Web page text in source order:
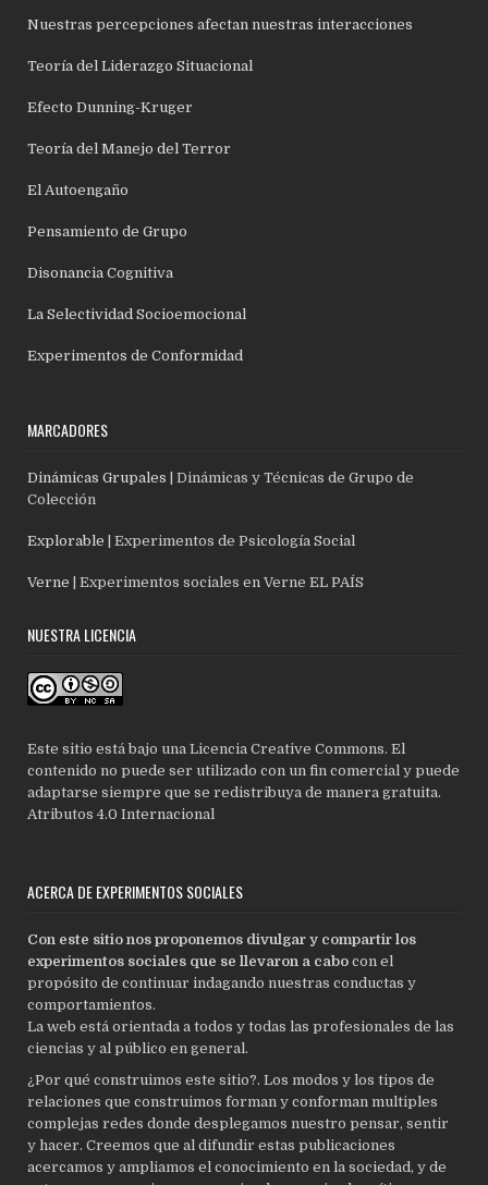
Nuestras percepciones afectan nuestras interacciones
Teoría del Liderazgo Situacional
Efecto Dunning-Kruger
Teoría del Manejo del Terror
El Autoengaño
Pensamiento de Grupo
Disonancia Cognitiva
La Selectividad Socioemocional
Experimentos de Conformidad
MARCADORES
Dinámicas Grupales | Dinámicas y Técnicas de Grupo de
Colección
Explorable | Experimentos de Psicología Social
Verne | Experimentos sociales en Verne EL PAÍS
NUESTRA LICENCIA
Este sitio está bajo una Licencia Creative Commons. El
contenido no puede ser utilizado con un fin comercial y puede
adaptarse siempre que se redistribuya de manera gratuita.
Atributos 4.0 Internacional
ACERCA DE EXPERIMENTOS SOCIALES
Con este sitio nos proponemos divulgar y compartir los
experimentos sociales que se llevaron a cabo con el
propósito de continuar indagando nuestras conductas y
comportamientos.
La web está orientada a todos y todas las profesionales de las
ciencias y al público en general.
¿Por qué construimos este sitio?. Los modos y los tipos de
relaciones que construimos forman y conforman multiples
complejas redes donde desplegamos nuestro pensar, sentir
y hacer. Creemos que al difundir estas publicaciones
acercamos y ampliamos el conocimiento en la sociedad, y de